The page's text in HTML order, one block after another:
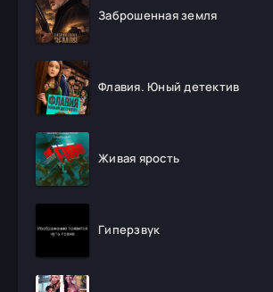
Заброшенная земля
Флавия. Юный детектив
Живая ярость
Гиперзвук